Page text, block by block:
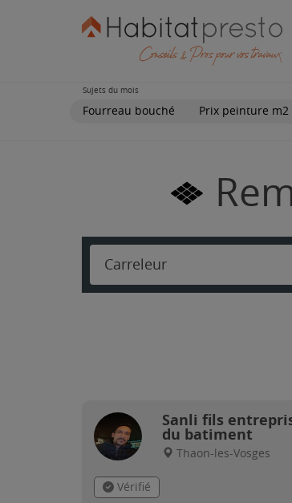
Sujets du mois
Fourreau bouché Prix peinture m2
Carreleur
Sanli fils
du batiment
Thaon-les-Vosges
Vérifié